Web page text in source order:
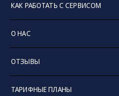
Чтобы купить выбранную
свое объявление на нашей
достаточно
воспользоваться простой
КАК РАБОТАТЬ С СЕРВИСОМ
О НАС
ОТЗЫВЫ
ТАРИФНЫЕ ПЛАНЫ